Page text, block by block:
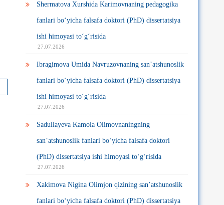
Shermatova Xurshida Karimovnaning pedagogika
fanlari bo‘yicha falsafa doktori (PhD) dissertatsiya
ishi himoyasi to‘g‘risida
27.07.2026
Ibragimova Umida Navruzovnaning san’atshunoslik
fanlari bo‘yicha falsafa doktori (PhD) dissertatsiya
ishi himoyasi to‘g‘risida
27.07.2026
Sadullayeva Kamola Olimovnaningning
san’atshunoslik fanlari bo‘yicha falsafa doktori
(PhD) dissertatsiya ishi himoyasi to‘g‘risida
27.07.2026
Xakimova Nigina Olimjon qizining san’atshunoslik
fanlari bo‘yicha falsafa doktori (PhD) dissertatsiya